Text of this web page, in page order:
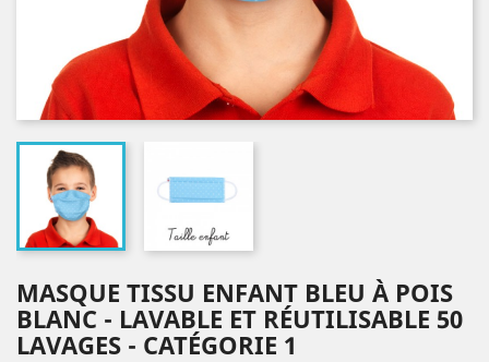
MASQUE TISSU ENFANT BLEU À POIS
BLANC - LAVABLE ET RÉUTILISABLE 50
LAVAGES - CATÉGORIE 1